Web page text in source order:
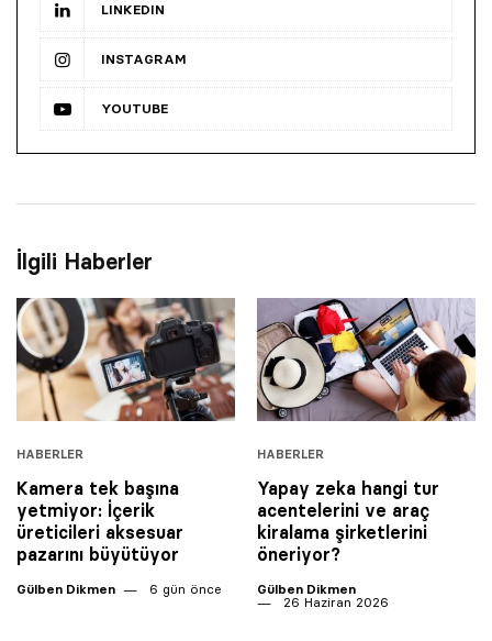
LINKEDIN
INSTAGRAM
YOUTUBE
İlgili Haberler
HABERLER
Kamera tek başına
yetmiyor: İçerik
üreticileri aksesuar
pazarını büyütüyor
Gülben Dikmen 6 gün önce
HABERLER
Yapay zeka hangi tur
acentelerini ve araç
kiralama şirketlerini
öneriyor?
Gülben Dikmen
26 Haziran 2026